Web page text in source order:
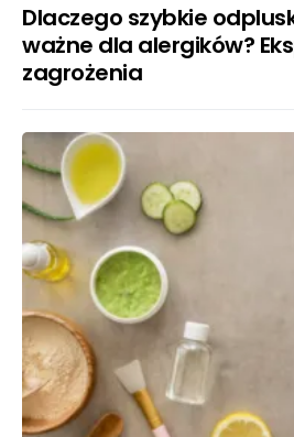
Dlaczego szybkie
ważne dla alergików?
zagrożenia